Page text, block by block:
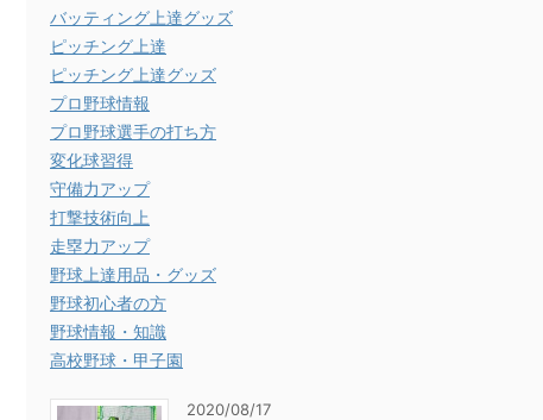
バッティング上達グッズ
ピッチング上達
ピッチング上達グッズ
プロ野球情報
プロ野球選手の打ち方
変化球習得
守備力アップ
打撃技術向上
走塁力アップ
野球上達用品・グッズ
野球初心者の方
野球情報・知識
高校野球・甲子園
2020/08/17